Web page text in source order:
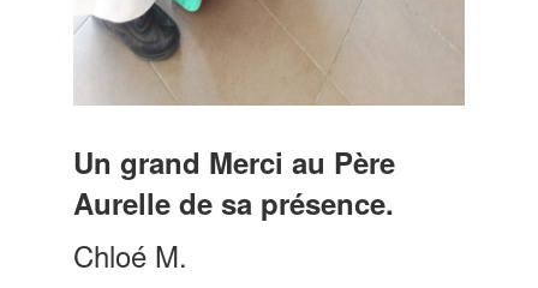
Un grand Merci au Père
Aurelle de sa présence.
Chloé M.